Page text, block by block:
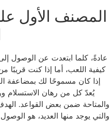
كيفية اللعب، أما إذا كنت قريبًا
إذا كان مسموحًا لك بمضاعفة
يُعدّ كل من رهان الاستسلام
والمتاحة ضمن بعض القواعد.